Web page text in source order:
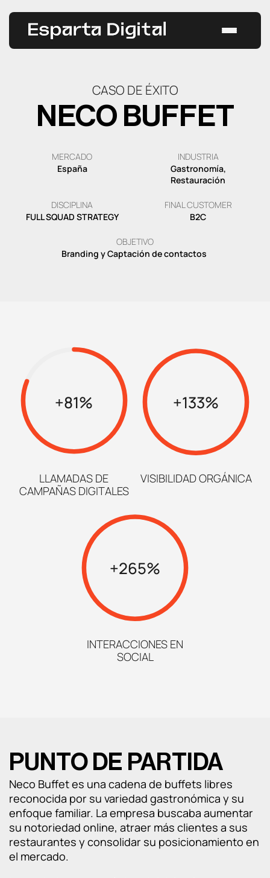
contenido
Servicios
Todos los servicios
SEO
Social media
Contenidos
Marketing automation
HubSpot
Branding
Análisis UX/UI
CASO DE ÉXITO
NECO BUFFET
MERCADO
España
INDUSTRIA
Gastronomía,
Restauración
DISCIPLINA
FULL SQUAD STRATEGY
FINAL CUSTOMER
B2C
OBJETIVO
Branding y Captación de contactos
+81%
LLAMADAS DE
CAMPAÑAS DIGITALES
+133%
VISIBILIDAD ORGÁNICA
+265%
INTERACCIONES EN
SOCIAL
PUNTO DE PARTIDA
Neco Buffet es una cadena de buffets libres
reconocida por su variedad gastronómica y su
enfoque familiar. La empresa buscaba aumentar
su notoriedad online, atraer más clientes a sus
restaurantes y consolidar su posicionamiento en
el mercado.